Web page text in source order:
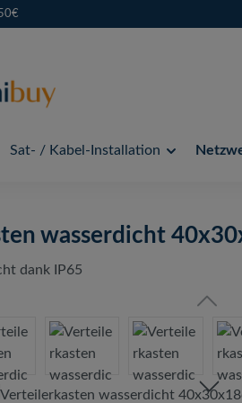
Sat- / Kabel-Installation
wasserdicht
dank IP65